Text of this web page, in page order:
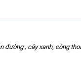
, cây xanh, công